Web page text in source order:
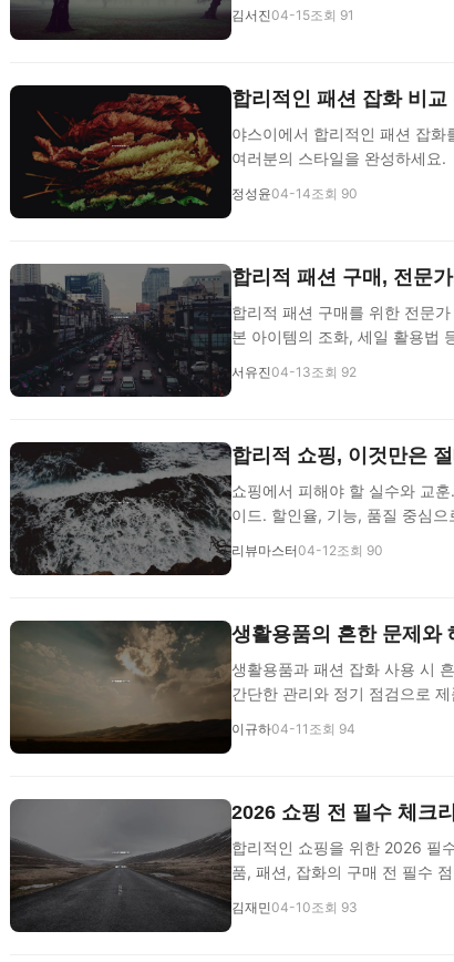
김서진04-15조회 91
합리적인 패션 잡화 비교
야스이에서 합리적인 패션 잡
여러분의 스타일을 완성하세요.
정성윤04-14조회 90
합리적 패션 구매, 전문
합리적 패션 구매를 위한 전문
본 아이템의 조화, 세일 활용법
서유진04-13조회 92
합리적 쇼핑, 이것만은
쇼핑에서 피해야 할 실수와 교
이드. 할인율, 기능, 품질 중심으
리뷰마스터04-12조회 90
생활용품의 흔한 문제와
생활용품과 패션 잡화 사용 시
간단한 관리와 정기 점검으로
이규하04-11 조회 94
2026 쇼핑 전 필수 체크
합리적인 쇼핑을 위한 2026 필
품, 패션, 잡화의 구매 전 필수
김재민04-10조회 93